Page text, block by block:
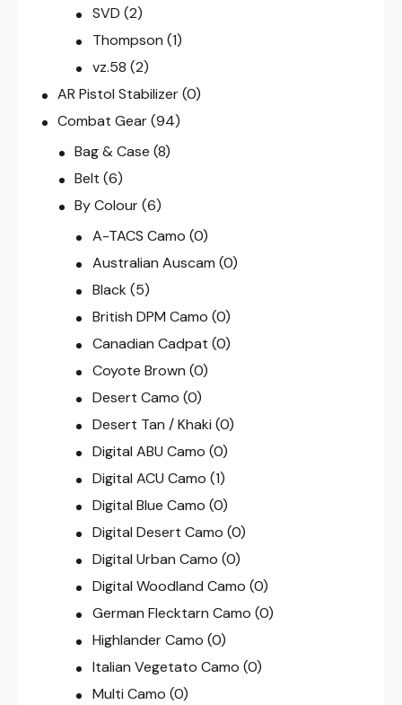
SVD (2)
Thompson (1)
vz.58 (2)
AR Pistol Stabilizer(0)
Combat Gear(94)
Bag & Case (8)
Belt (6)
By Colour (6)
A-TACS Camo (0)
Australian Auscam (0)
Black (5)
British DPM Camo (0)
Canadian Cadpat (0)
Coyote Brown (0)
Desert Camo (0)
Desert Tan / Khaki (0)
Digital ABU Camo (0)
Digital ACU Camo (1)
Digital Blue Camo (0)
Digital Desert Camo (0)
Digital Urban Camo (0)
Digital Woodland Camo (0)
German Flecktarn Camo (0)
Highlander Camo (0)
Italian Vegetato Camo (0)
Multi Camo (0)